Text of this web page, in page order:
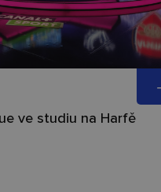
ve studiu na Harfě